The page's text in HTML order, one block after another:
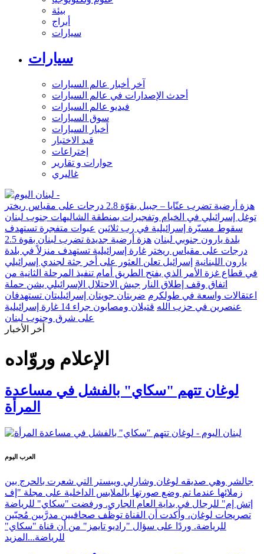
بيئة
أبراج
سيارات
سيارات
آخر أخبار عالم السيارات
أحدث الإصدارات في عالم السيارات
فيديو عالم السيارات
سوق السيارات
أخبار السيارات
قيد الاختبار
إختراعات
حوارات و تقارير
غاليري
هزة أرضية تضرب عنّايا – جبيل بقوّة 2.8 درجات على مقياس ريختر
توغل إسرائيلي في الخيام وتفجيرات بمنطقة الشاليهات جنوب لبنان
سقوط مسيّرة إسرائيلية في رب ثلاثين عبوات متفجرة تستهدف
بلدة يارون جنوبي لبنان
هزة أرضية جديدة تضرب لبنان بقوة 2.5
درجات على مقياس ريختر غارة إسرائيلية تستهدف منزلاً في بلدة
يارون اللبنانية إسرائيل تعلن العثور على أخر جثة لجندي إسرائيلي
في قطاع غزة الأمر الذي يفتح الطريق أمام تنفيذ المرحلة الثانية من
اتفاق وقف إطلاق النار جيش الاحتلال الإسرائيلي يشن حملة
اعتقالات واسعة في طولكرم ضربتان جويتان إسرائيليتان تستهدفان
عنصرين في حزب الله
قتيلان ومصابون جراء 14 غارة إسرائيلية
على شرق وجنوب لبنان
أخر الأخبار
الإعلام وروّاده
لوغان تتهم "سكاي" بالفشل في مساعدة
المرأة
العرب اليوم
جالشر وهي صديقه لوغان وشارلي ويبستر التي شعرت بالحرج بين
زملائها عندما تم وضع صورتها بالملابس الداخلية على مجلة "إف
إتش إم" للرجال في بداية العام الجاري. ورفضت "سكاي" للرياضة
تصريحات لوغان، وأكدت أن القناة توظّف صحافيين مدرَّبين مُحبّين
للرياضة. وردًا على سؤال "راديو تايمز" من أن قناة "سكاي"
للرياضة... المزيد